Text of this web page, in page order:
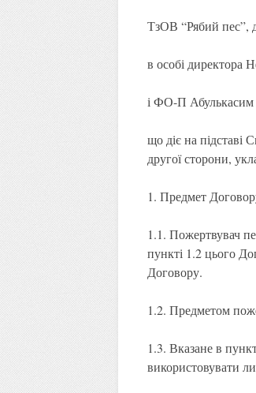
ТзОВ “Рябий пес”,
в особі директора
і ФО-П Абулькасим
що діє на підставі
другої сторони,
1. Предмет
1.1. Пожертвувач
пункті 1.2 цього
Договору.
1.2. Предметом
1.3. Вказане в
використовувати